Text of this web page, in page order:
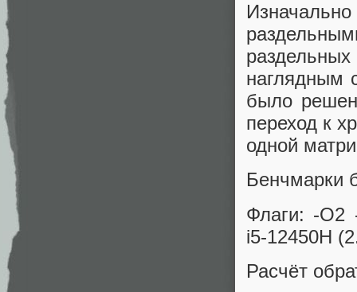
наглядным
было
переход к
одной
Бенчмарки
Флаги: -O2
i5-12450H
Расчёт